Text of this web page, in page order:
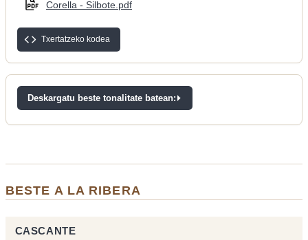
Corella - Silbote.pdf
Txertatzeko kodea
Deskargatu beste tonalitate batean:
BESTE A LA RIBERA
CASCANTE